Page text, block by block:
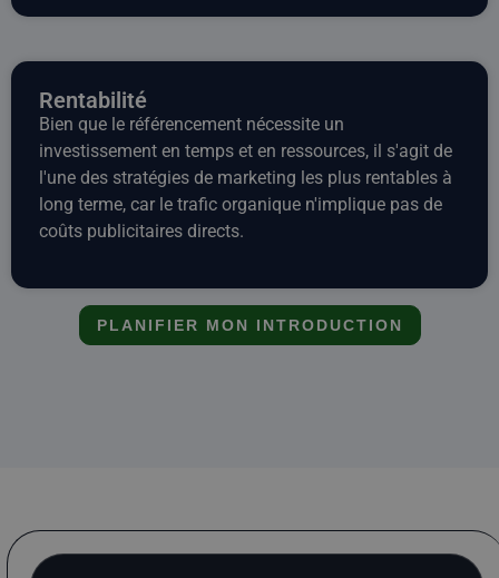
Rentabilité
Bien que le référencement nécessite un
investissement en temps et en ressources, il s'agit de
l'une des stratégies de marketing les plus rentables à
long terme, car le trafic organique n'implique pas de
coûts publicitaires directs.
PLANIFIER MON INTRODUCTION